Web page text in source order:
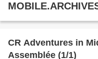
CR Adventures in
Assemblée (1/1)